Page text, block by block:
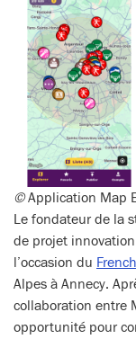
©Application Map
Le fondateur de la
de projet
l’occasion du
Alpes à Annecy.
collaboration entre
opportunité pour